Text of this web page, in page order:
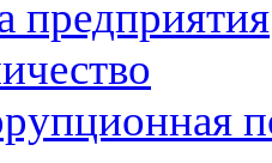
предприятия